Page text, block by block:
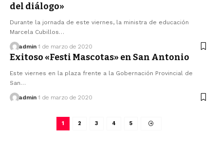
del diálogo»
Durante la jornada de este viernes, la ministra de educación
Marcela Cubillos…
admin 1 de marzo de 2020
Exitoso «Festi Mascotas» en San Antonio
Este viernes en la plaza frente a la Gobernación Provincial de
San…
admin 1 de marzo de 2020
1 2 3 4 5